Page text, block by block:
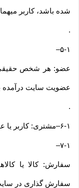
شده باشد، کاربر
.
۵-۱–
عضو: هر شخص حقیقی
عضویت سایت
.
۶-۱–مشتری: کاربر یا
۷-۱–
سفارش: کالا یا
سفارش گذاری در سایت